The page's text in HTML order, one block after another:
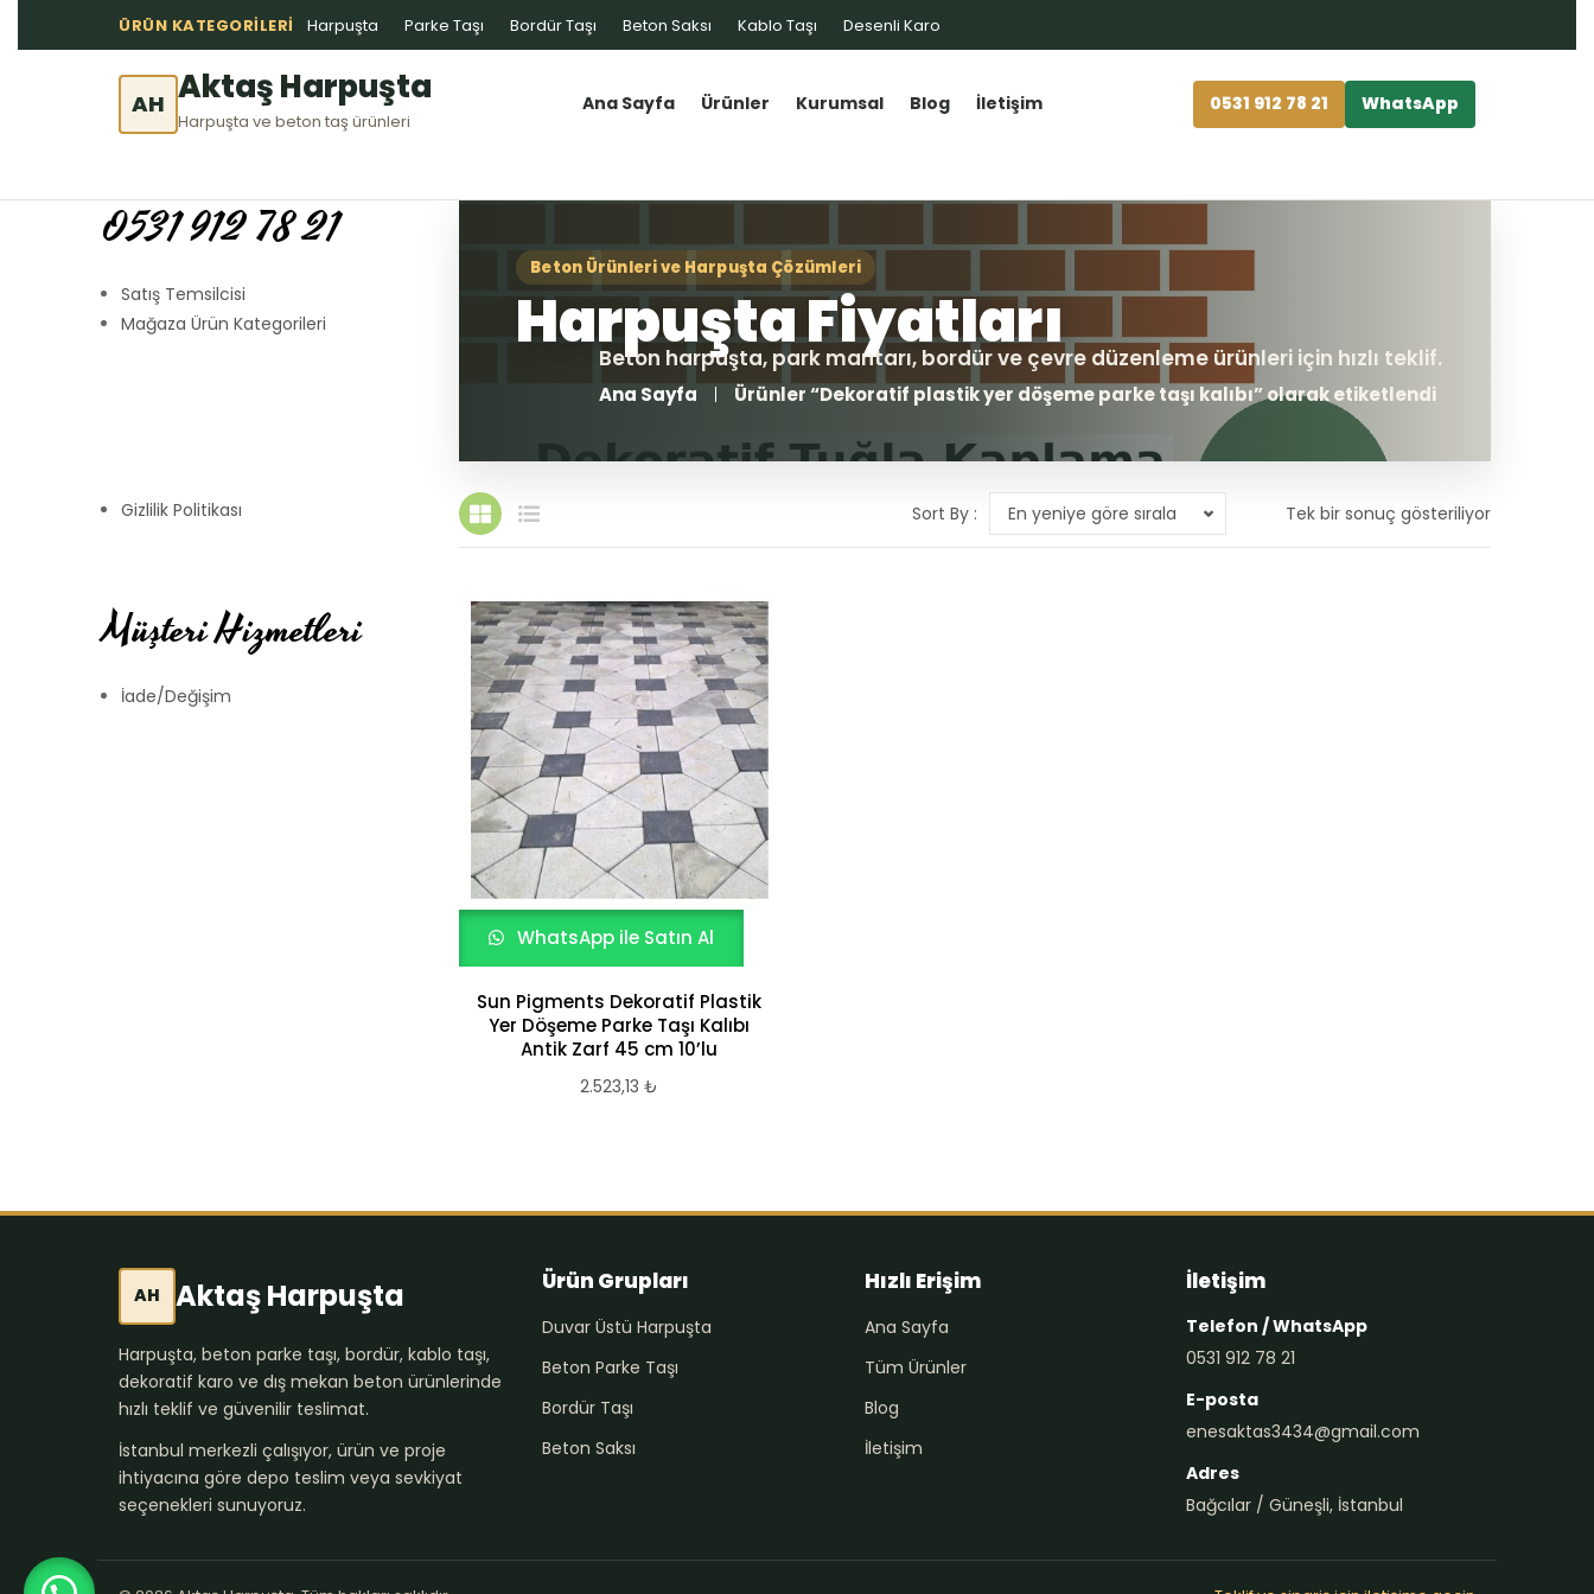
ÜRÜN KATEGORILERI Harpuşta Parke Taşı Bordür Taşı Beton Saksı Kablo Taşı Desenli Karo
AH Aktaş Harpuşta
Harpuşta ve beton taş ürünleri
Ana Sayfa Ürünler Kurumsal Blog İletişim 0531 912 78 21 WhatsApp
0531 912 78 21
Satış Temsilcisi
Mağaza Ürün Kategorileri
Gizlilik Politikası
Müşteri Hizmetleri
İade/Değişim
Ana Sayfa Ürünler “Dekoratif plastik yer döşeme parke taşı kalıbı” olarak etiketlendi
Tek bir sonuç gösteriliyor
Sort By : En yeniye göre sırala
WhatsApp ile Satın Al
Sun Pigments Dekoratif Plastik
Yer Döşeme Parke Taşı Kalıbı
Antik Zarf 45 cm 10’lu
2.523,13 ₺
AH Aktaş Harpuşta
Harpuşta, beton parke taşı, bordür, kablo taşı,
dekoratif karo ve dış mekan beton ürünlerinde
hızlı teklif ve güvenilir teslimat.
İstanbul merkezli çalışıyor, ürün ve proje
ihtiyacına göre depo teslim veya sevkiyat
seçenekleri sunuyoruz.
Ürün Grupları
Duvar Üstü Harpuşta
Beton Parke Taşı
Bordür Taşı
Beton Saksı
Hızlı Erişim
Ana Sayfa
Tüm Ürünler
Blog
İletişim
İletişim
Telefon / WhatsApp
0531 912 78 21
E-posta
enesaktas3434@gmail.com
Adres
Bağcılar / Güneşli, İstanbul